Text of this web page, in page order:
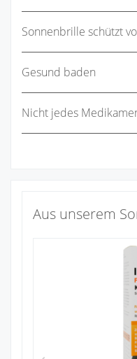
Sonnenbrille schützt
Gesund baden
Nicht jedes
Aus unserem